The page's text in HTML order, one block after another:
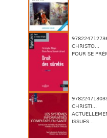
CHRISTO...
POUR SE
CHRISTI...
ISSUES...